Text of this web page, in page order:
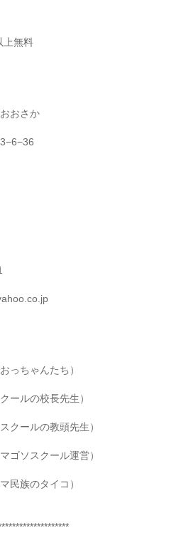
上無料
おさか
っちゃんたち）
ールの校長先生）
クールの教頭先生）
ゴソスクール運営）
民族のタイコ）